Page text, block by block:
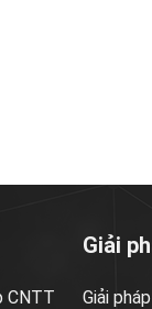
CNTT
Giải
Giải